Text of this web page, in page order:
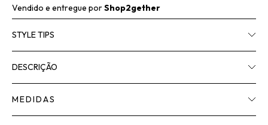
Vendido e entregue porShop2gether
STYLE TIPS
DESCRIÇÃO
MEDIDAS